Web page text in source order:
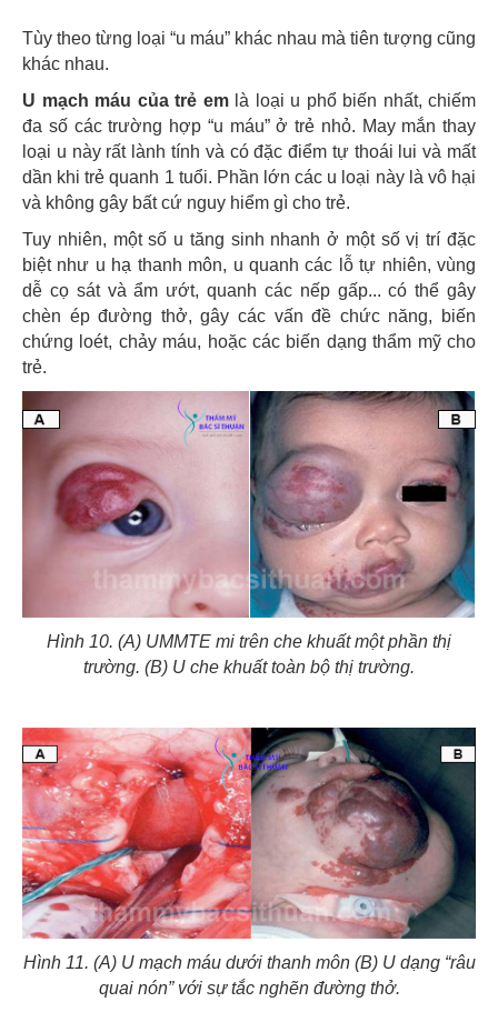
Tùy theo từng loại “u máu” khác nhau mà tiên tượng cũng
khác nhau.
U mạch máu của trẻ emlà loại u phổ biến nhất, chiếm
đa số các trường hợp “u máu” ở trẻ nhỏ. May mắn thay
loại u này rất lành tính và có đặc điểm tự thoái lui và mất
dần khi trẻ quanh 1 tuổi. Phần lớn các u loại này là vô hại
và không gây bất cứ nguy hiểm gì cho trẻ.
Tuy nhiên, một số u tăng sinh nhanh ở một số vị trí đặc
biệt như u hạ thanh môn, u quanh các lỗ tự nhiên, vùng
dễ cọ sát và ẩm ướt, quanh các nếp gấp... có thể gây
chèn ép đường thở, gây các vấn đề chức năng, biến
chứng loét, chảy máu, hoặc các biến dạng thẩm mỹ cho
trẻ.
Hình 10. (A) UMMTE mi trên che khuất một phần thị
trường. (B) U che khuất toàn bộ thị trường.
Hình 11. (A) U mạch máu dưới thanh môn (B) U dạng “râu
quai nón” với sự tắc nghẽn đường thở.